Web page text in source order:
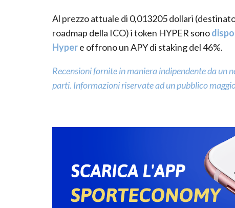
Al prezzo attuale di 0,013205 dollari
roadmap della ICO) i token HYPER sono
Hypere offrono un APY di staking del 46%.
Recensioni fornite in maniera indipendente da un
parti. Informazioni riservate ad un pubblico